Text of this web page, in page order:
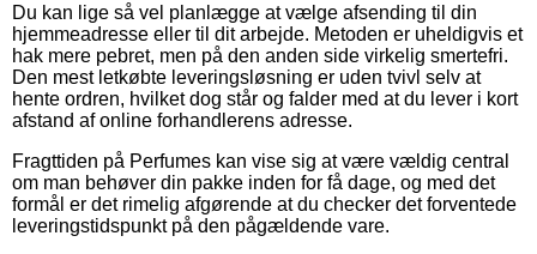
Du kan lige så vel planlægge at vælge afsending til din
hjemmeadresse eller til dit arbejde. Metoden er uheldigvis et
hak mere pebret, men på den anden side virkelig smertefri.
Den mest letkøbte leveringsløsning er uden tvivl selv at
hente ordren, hvilket dog står og falder med at du lever i kort
afstand af online forhandlerens adresse.
Fragttiden på Perfumes kan vise sig at være vældig central
om man behøver din pakke inden for få dage, og med det
formål er det rimelig afgørende at du checker det forventede
leveringstidspunkt på den pågældende vare.